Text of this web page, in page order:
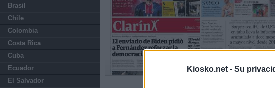
Kiosko.net - Su
Brasil
Chile
Colombia
Costa Rica
Cuba
Ecuador
El Salvador